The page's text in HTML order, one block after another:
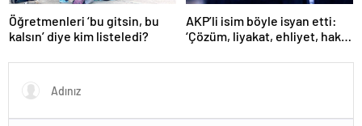
Öğretmenleri ‘bu gitsin, bu
kalsın’ diye kim listeledi?
AKP’li isim böyle isyan etti:
‘Çözüm, liyakat, ehliyet, hak,